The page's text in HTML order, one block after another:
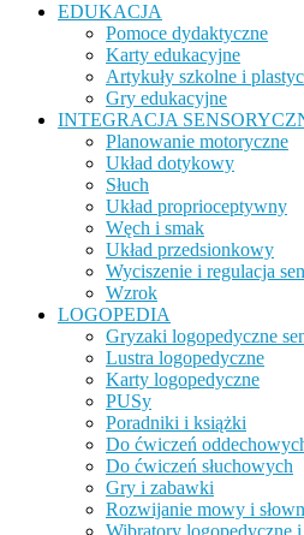
EDUKACJA
Pomoce dydaktyczne
Karty edukacyjne
Artykuły szkolne i
Gry edukacyjne
INTEGRACJA
Planowanie motoryczne
Układ dotykowy
Słuch
Układ proprioceptywny
Węch i smak
Układ przedsionkowy
Wyciszenie i regulacja
Wzrok
LOGOPEDIA
Gryzaki logopedyczne
Lustra logopedyczne
Karty logopedyczne
PUSy
Poradniki i książki
Do ćwiczeń
Do ćwiczeń słuchowych
Gry i zabawki
Rozwijanie mowy i
Wibratory logopedyczne